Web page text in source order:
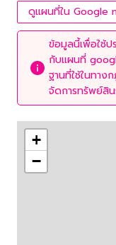
ดูแผนที่ใน Google
ข้อมูลนี้เพื่อใช้
กับแผนที่
ฐานที่ใช้ในทา
จัดการทรัพย์สิ
+
−